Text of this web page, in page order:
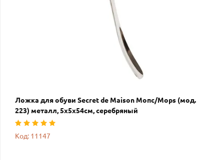
Ложка для обуви Secret de Maison Мопс/Mops (мод.
223) металл, 5х5х54см, серебряный
Код: 11147